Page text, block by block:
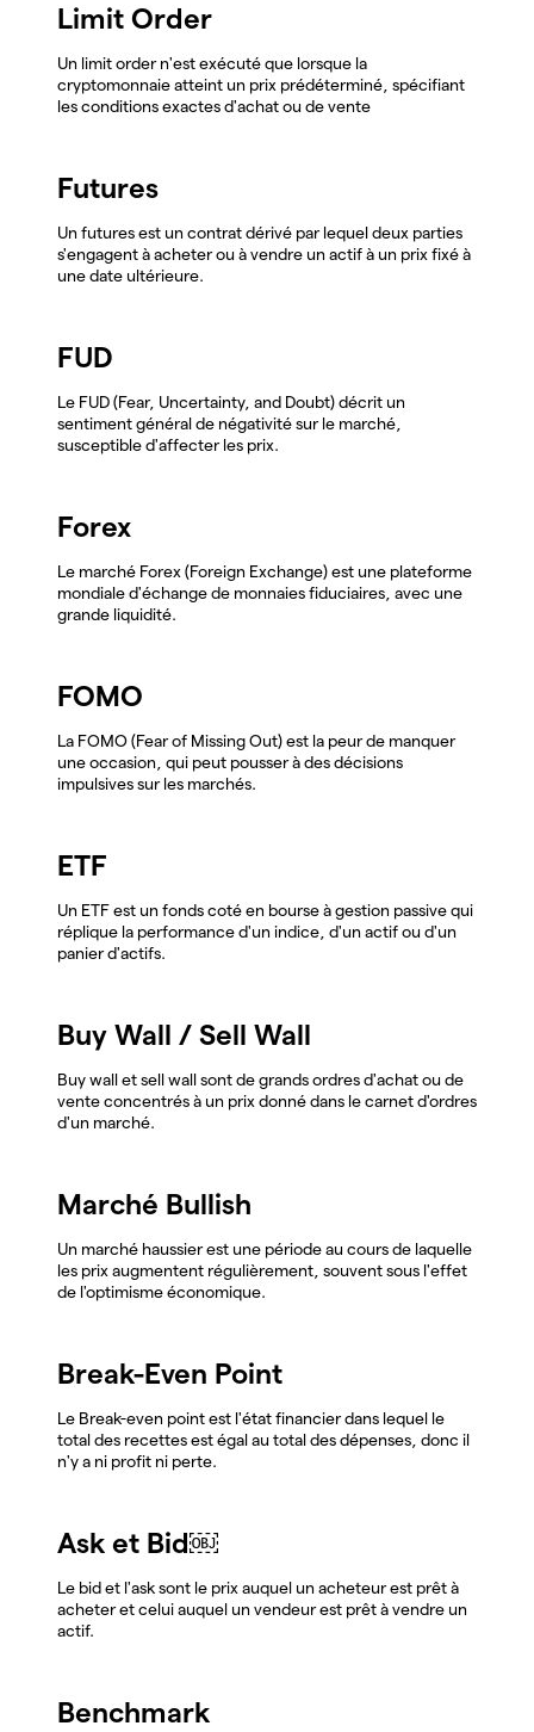
Limit Order
Un limit order n'est exécuté que lorsque la
cryptomonnaie atteint un prix prédéterminé, spécifiant
les conditions exactes d'achat ou de vente
Futures
Un futures est un contrat dérivé par lequel deux parties
s'engagent à acheter ou à vendre un actif à un prix fixé à
une date ultérieure.
FUD
Le FUD (Fear, Uncertainty, and Doubt) décrit un
sentiment général de négativité sur le marché,
susceptible d'affecter les prix.
Forex
Le marché Forex (Foreign Exchange) est une plateforme
mondiale d'échange de monnaies fiduciaires, avec une
grande liquidité.
FOMO
La FOMO (Fear of Missing Out) est la peur de manquer
une occasion, qui peut pousser à des décisions
impulsives sur les marchés.
ETF
Un ETF est un fonds coté en bourse à gestion passive qui
réplique la performance d'un indice, d'un actif ou d'un
panier d'actifs.
Buy Wall / Sell Wall
Buy wall et sell wall sont de grands ordres d'achat ou de
vente concentrés à un prix donné dans le carnet d'ordres
d'un marché.
Marché Bullish
Un marché haussier est une période au cours de laquelle
les prix augmentent régulièrement, souvent sous l'effet
de l'optimisme économique.
Break-Even Point
Le Break-even point est l'état financier dans lequel le
total des recettes est égal au total des dépenses, donc il
n'y a ni profit ni perte.
Ask et Bid￼
Le bid et l'ask sont le prix auquel un acheteur est prêt à
acheter et celui auquel un vendeur est prêt à vendre un
actif.
Benchmark